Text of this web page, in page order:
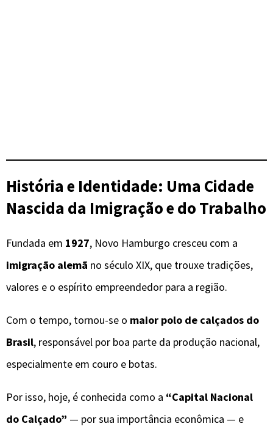
História e Identidade: Uma Cidade
Nascida da Imigração e do Trabalho
Fundada em 1927, Novo Hamburgo cresceu com a
imigração alemã no século XIX, que trouxe tradições,
valores e o espírito empreendedor para a região.
Com o tempo, tornou-se o maior polo de calçados do
Brasil, responsável por boa parte da produção nacional,
especialmente em couro e botas.
Por isso, hoje, é conhecida como a “Capital Nacional
do Calçado” — por sua importância econômica — e